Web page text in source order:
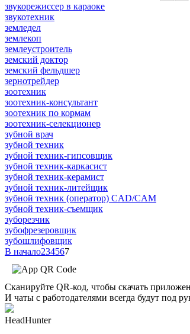
звукорежиссер в караоке
звукотехник
земледел
землекоп
землеустроитель
земский доктор
земский фельдшер
зернотрейдер
зоотехник
зоотехник-консультант
зоотехник по кормам
зоотехник-селекционер
зубной врач
зубной техник
зубной техник-гипсовщик
зубной техник-каркасист
зубной техник-керамист
зубной техник-литейщик
зубной техник (оператор) CAD/CAM
зубной техник-съемщик
зуборезчик
зубофрезеровщик
зубошлифовщик
В начало234567
Сканируйте QR-код, чтобы скачать
И чаты с работодателями всегда будут под
HeadHunter